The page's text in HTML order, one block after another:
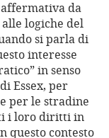
da
logiche del
si parla di
interesse
in senso
Essex, per
per le stradine
i loro diritti in
questo contesto